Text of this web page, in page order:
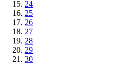
24
25
26
27
28
29
30